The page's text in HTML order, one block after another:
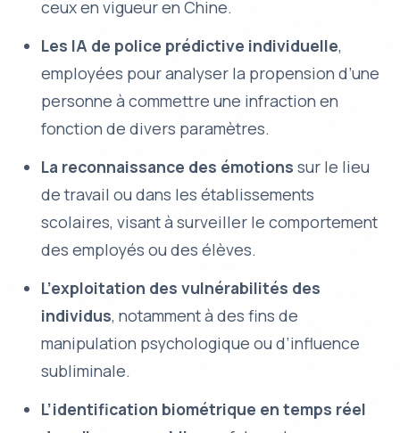
ceux en vigueur en Chine.
Les IA de police prédictive individuelle,
employées pour analyser la propension d’une
personne à commettre une infraction en
fonction de divers paramètres.
La reconnaissance des émotions sur le lieu
de travail ou dans les établissements
scolaires, visant à surveiller le comportement
des employés ou des élèves.
L’exploitation des vulnérabilités des
individus, notamment à des fins de
manipulation psychologique ou d’influence
subliminale.
L’identification biométrique en temps réel